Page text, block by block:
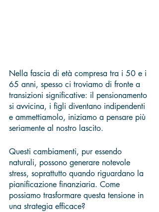
Nella fascia di età compresa tra i 50 e i
65 anni, spesso ci troviamo di fronte a
transizioni significative: il pensionamento
si avvicina, i figli diventano indipendenti
e ammettiamolo, iniziamo a pensare più
seriamente al nostro lascito.
Questi cambiamenti, pur essendo
naturali, possono generare notevole
stress, soprattutto quando riguardano la
pianificazione finanziaria. Come
possiamo trasformare questa tensione in
una strategia efficace?